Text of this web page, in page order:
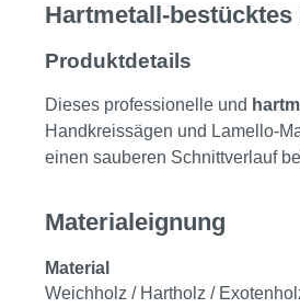
Hartmetall-
Produktdetails
Dieses professionelle und
Handkreissägen und Lamello-
einen sauberen Schnittverlauf
Materialeignung
Material
Weichholz / Hartholz /